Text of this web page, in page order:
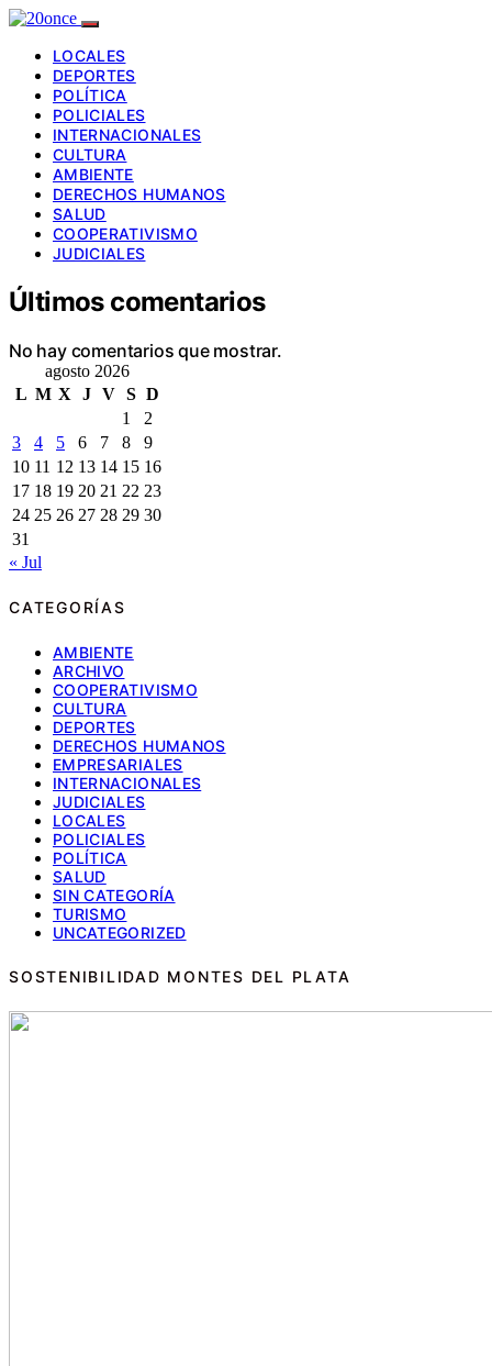
LOCALES
DEPORTES
POLÍTICA
POLICIALES
INTERNACIONALES
CULTURA
AMBIENTE
DERECHOS HUMANOS
SALUD
COOPERATIVISMO
JUDICIALES
Últimos comentarios
No hay comentarios que mostrar.
agosto 2026
L M X J V S D
1
2
3
4 5 6 7 8
9
10 11 12 13 14 15 16
17 18 19 20 21 22 23
24 25 26 27 28 29 30
31
« Jul
CATEGORÍAS
AMBIENTE
ARCHIVO
COOPERATIVISMO
CULTURA
DEPORTES
DERECHOS HUMANOS
EMPRESARIALES
INTERNACIONALES
JUDICIALES
LOCALES
POLICIALES
POLÍTICA
SALUD
SIN CATEGORÍA
TURISMO
UNCATEGORIZED
SOSTENIBILIDAD MONTES DEL PLATA